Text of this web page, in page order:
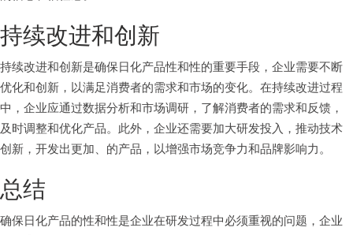
持续改进和创新
持续改进和创新是确保日化产品性和性的重要手段，企业需要不断
优化和创新，以满足消费者的需求和市场的变化。在持续改进过程
中，企业应通过数据分析和市场调研，了解消费者的需求和反馈，
及时调整和优化产品。此外，企业还需要加大研发投入，推动技术
创新，开发出更加、的产品，以增强市场竞争力和品牌影响力。
总结
确保日化产品的性和性是企业在研发过程中必须重视的问题，企业